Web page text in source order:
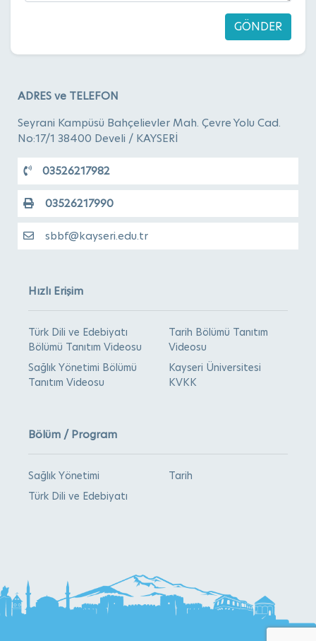
GÖNDER
ADRES ve TELEFON
Seyrani Kampüsü Bahçelievler Mah. Çevre Yolu Cad.
No:17/1 38400 Develi / KAYSERİ
03526217982
03526217990
sbbf@kayseri.edu.tr
Hızlı Erişim
Türk Dili ve Edebiyatı
Bölümü Tanıtım Videosu
Tarih Bölümü Tanıtım
Videosu
Sağlık Yönetimi Bölümü
Tanıtım Videosu
Kayseri Üniversitesi
KVKK
Bölüm / Program
Sağlık Yönetimi
Tarih
Türk Dili ve Edebiyatı